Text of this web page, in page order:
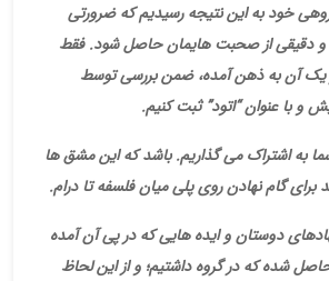
خود به این نتیجه رسیدیم که ضرورتی
و دقیقی از صحبت هایمان حاصل شود. فقط
یک آن به ذهن آمده، ضمن بررسی توسط
و با عنوان “اتود” ثبت کنیم.
به اشتراک می گذاریم. باشد که این مشق ها
برای گام نهادن روی پلی میان فلسفه تا درام.
دوستان و ایده هایی که در پی آن آمده
شده که در گروه داشتیم؛ و از این لحاظ